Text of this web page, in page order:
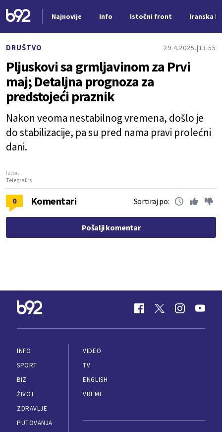
Najnovije Info Istočni front Iranska
DRUŠTVO 29.4.2025. 13:55
Pljuskovi sa grmljavinom za Prvi
maj; Detaljna prognoza za
predstojeći praznik
Nakon veoma nestabilnog vremena, došlo je
do stabilizacije, pa su pred nama pravi prolećni
dani.
Izvor:
Telegraf.rs
0 Komentari Sortiraj po:
Pošalji komentar
INFO
SPORT
BIZ
ŽIVOT
ZDRAVLJE
PUTOVANJA
VIDEO
TV
ENGLISH
VREME